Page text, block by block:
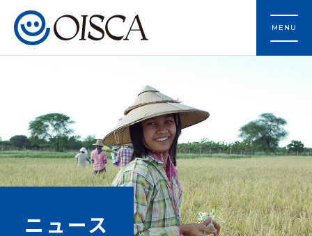
MENU
ニュース